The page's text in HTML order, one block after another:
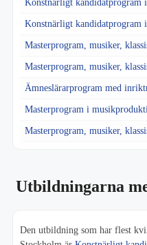
Konstnärligt kandidatprogram
Konstnärligt kandidatprogram
Masterprogram, musiker,
Masterprogram, musiker,
Ämneslärarprogram med
Masterprogram i
Masterprogram, musiker,
Utbildningarna
Den utbildning som har flest